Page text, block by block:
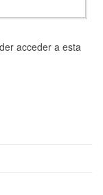
acceder a esta